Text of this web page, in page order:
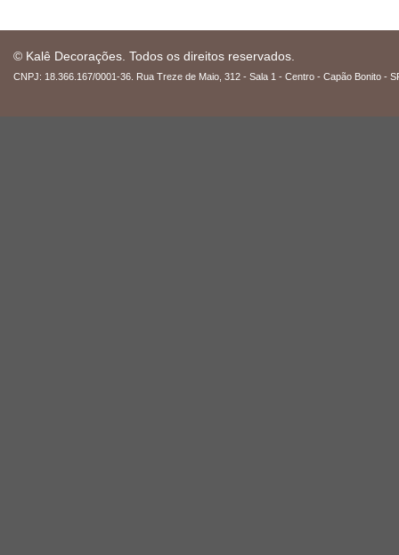
© Kalê Decorações. Todos os direitos reservados.
CNPJ: 18.366.167/0001-36. Rua Treze de Maio, 312 - Sala 1 - Centro - Capão Bonito -